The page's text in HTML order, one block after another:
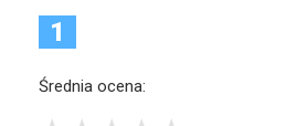
1
Średnia ocena: